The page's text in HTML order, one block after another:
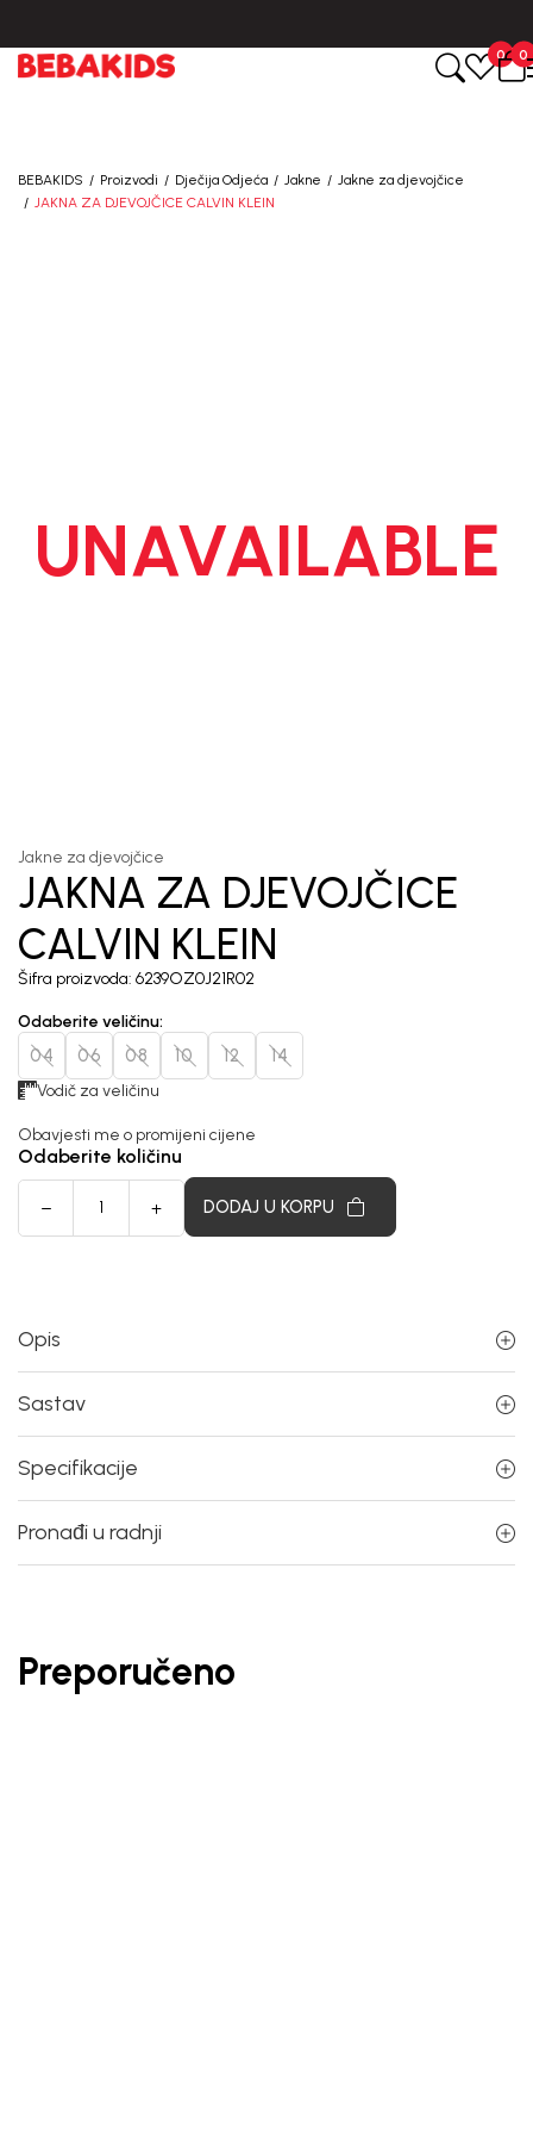
0 0
BEBAKIDS Proizvodi Dječija Odjeća Jakne
Jakne za djevojčice
JAKNA ZA DJEVOJČICE CALVIN KLEIN
UNAVAILABLE
Jakne za djevojčice
JAKNA ZA DJEVOJČICE
CALVIN KLEIN
Šifra proizvoda: 6239OZ0J21R02
Odaberite veličinu:
04 06 08 10 12 14
Vodič za veličinu
Obavjesti me o promijeni cijene
Odaberite količinu
DODAJ U KORPU
Opis
Sastav
Specifikacije
Pronađi u radnji
Preporučeno